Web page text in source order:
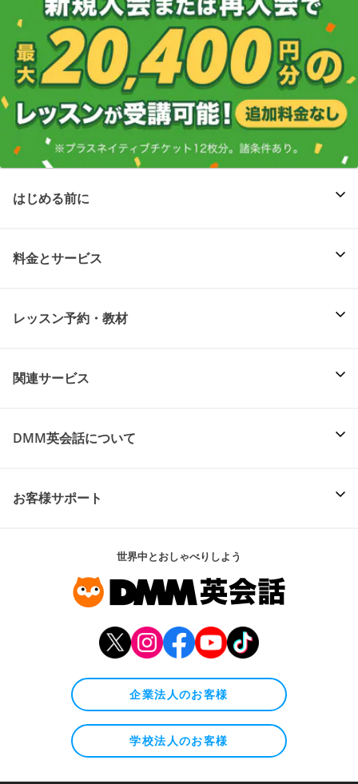
はじめる前に
料金とサービス
レッスン予約・教材
関連サービス
DMM英会話について
お客様サポート
世界中とおしゃべりしよう
企業法人のお客様
学校法人のお客様